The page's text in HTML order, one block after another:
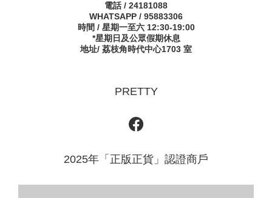
電話 / 24181088
WHATSAPP / 95883306
時間 / 星期一至六 12:30-19:00
*星期日及公眾假期休息
地址/ 荔枝角時代中心1703 室
PRETTY
2025年「正版正貨」認證商戶